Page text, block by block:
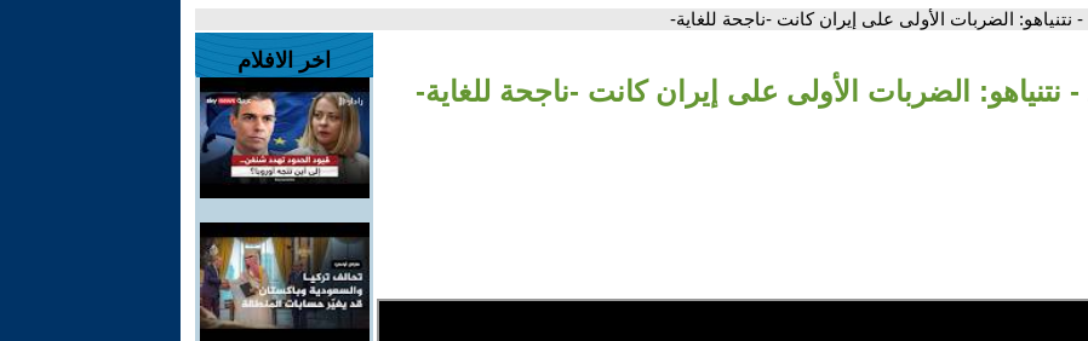
- نتنياهو: الضربات الأولى على إيران كانت -ناجحة للغاية-
- نتنياهو: الضربات الأولى على إيران كانت -ناجحة للغاية-
اخر الافلام